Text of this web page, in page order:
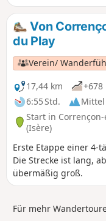
dem Biathlonstadion.
Von
du Play
Verein/
17,44 km
+678
6:55 Std.
Mittel
Start in Corrençon-
(Isère)
Erste Etappe einer 4-
Die Strecke ist lang,
übermäßig groß.
Für mehr